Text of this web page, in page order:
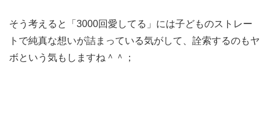
そう考えると「3000回愛してる」には子どものストレー
トで純真な想いが詰まっている気がして、詮索するのもヤ
ボという気もしますね＾＾；